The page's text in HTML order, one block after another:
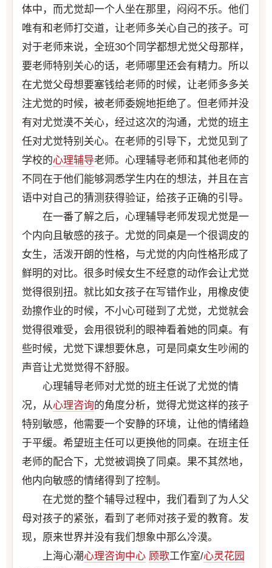
体中，而尤觉却一个人坐在那里，闷闷不乐。他们
唯有和老师打交道，让老师多关心自己的孩子。可
对于老师来说，全班30个同学都想尤觉父母那样，
要老师特别关心的话，老师哪里还会有精力。所以
在尤觉父母想要塞钱给老师的时候，让老师多多关
注尤觉的时候，被老师委婉地拒绝了。但老师并没
有对尤觉漠不关心，经过这次的沟通，尤觉的班主
任对尤觉特别关心。在老师的引导下，尤觉见到了
学校的心理辅导老师。心理辅导老师和其他老师的
不同在于他们能够洞悉学生内在的想法，并且在言
语中对自己的猜测获得验证，给孩子正确的引导。
在一番了解之后，心理辅导老师发现尤觉是一
个内向且敏感的孩子。尤觉的同桌是一个很调皮的
女生，活泼开朗的性格，与尤觉的内向性格形成了
鲜明的对比。很多时候女生不经意的动作会让尤觉
觉得很别扭。就比如女孩子在写错作业，用橡皮使
劲擦作业的时候，不小心可碰到了尤觉，尤觉就会
觉得很难受，会用很锐利的眼神看着她的同桌。有
些时候，尤觉下课想要休息，可是同桌女生吵闹的
声音让尤觉觉得不舒服。
心理辅导老师对尤觉的班主任说了尤觉的情
况，从心理咨询的角度分析，觉得尤觉这样的孩子
特别敏感，他需要一个安静的环境，让他的情绪趋
于平缓。希望班主任可以更换他的同桌。在班主任
老师的配合下，尤觉被调换了同桌。果不其然地，
他内向敏感的情绪得到了控制。
在尤觉的整个辅导过程中，我们看到了为人父
母对孩子的紧张，看到了老师对孩子爱的教育。发
现，原来世界并没有我们想象中那么冷漠。
上海心潮心理咨询中心 顾歌工作室/心灵花园